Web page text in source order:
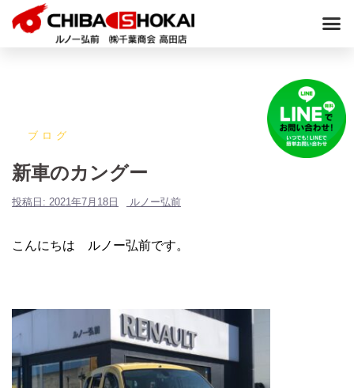
ブログ
新車のカングー
投稿日: 2021年7月18日 ルノー弘前
こんにちは ルノー弘前です。